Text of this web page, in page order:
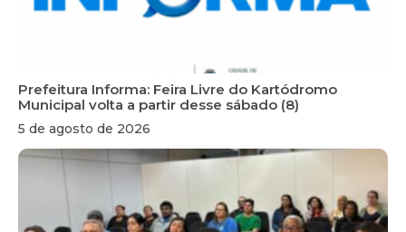
Prefeitura Informa: Feira Livre do Kartódromo
Municipal volta a partir desse sábado (8)
5 de agosto de 2026